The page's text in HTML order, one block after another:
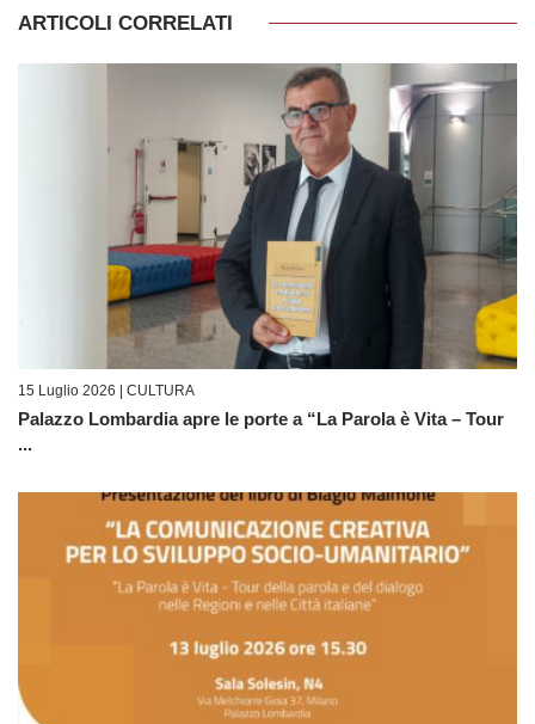
ARTICOLI CORRELATI
15 Luglio 2026 | CULTURA
Palazzo Lombardia apre le porte a “La Parola è Vita – Tour
...